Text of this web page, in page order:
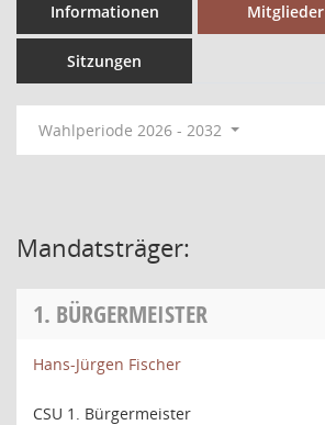
Informationen Mitglieder
Sitzungen
Wahlperiode 2026 - 2032
Mandatsträger:
1. BÜRGERMEISTER
Hans-Jürgen Fischer
CSU 1. Bürgermeister